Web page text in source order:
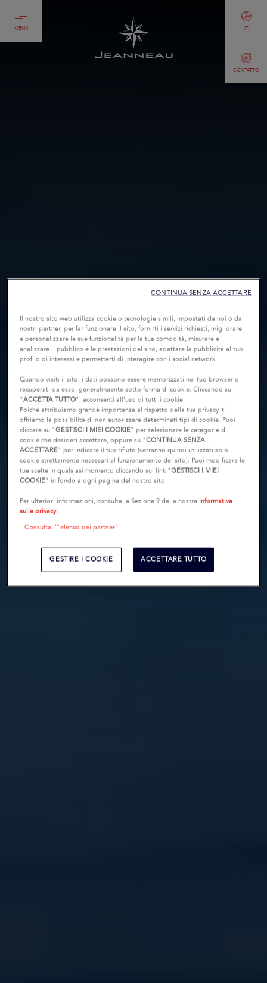
MENU
CONTATTO
IT
Il nostro sito web utilizza cookie o tecnologie simili, impostati da noi o dai
nostri partner, per far funzionare il sito, fornirti i servizi richiesti, migliorare
e personalizzare le sue funzionalità per la tua comodità, misurare e
analizzare il pubblico e le prestazioni del sito, adattare la pubblicità al tuo
profilo di interessi e permetterti di interagire con i social network.
Quando visiti il sito, i dati possono essere memorizzati nel tuo browser o
recuperati da esso, generalmaente sotto forma di cookie. Cliccando su
"ACCETTA TUTTO", acconsenti all’uso di tutti i cookie.
Poiché attribuiamo grande importanza al rispetto della tua privacy, ti
offriamo la possibilità di non autorizzare determinati tipi di cookie. Puoi
cliccare su "GESTISCI I MIEI COOKIE" per selezionare le categorie di
cookie che desideri accettare, oppure su "CONTINUA SENZA
ACCETTARE" per indicare il tuo rifiuto (verranno quindi utilizzati solo i
cookie strettamente necessari al funzionamento del sito). Puoi modificare le
tue scelte in qualsiasi momento cliccando sul link "GESTISCI I MIEI
COOKIE" in fondo a ogni pagina del nostro sito.
Per ulteriori informazioni, consulta la Sezione 9 della nostra informativa
sulla privacy.
Consulta l’"elenco dei partner"
GESTIRE I COOKIE ACCETTARE TUTTO
CONTINUA SENZA ACCETTARE